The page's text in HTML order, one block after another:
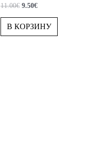
Оценка
из
11.00€ 9.50€
В КОРЗИНУ